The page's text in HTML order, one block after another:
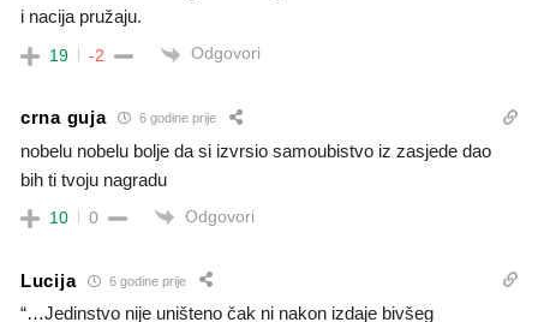
i nacija pružaju.
19 -2 Odgovori
crna guja 6 godine prije
nobelu nobelu bolje da si izvrsio samoubistvo iz zasjede dao
bih ti tvoju nagradu
10 0 Odgovori
Lucija 6 godine prije
“…Jedinstvo nije uništeno čak ni nakon izdaje bivšeg